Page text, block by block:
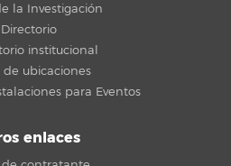
la Investigación
Directorio
institucional
de ubicaciones
para Eventos
enlaces